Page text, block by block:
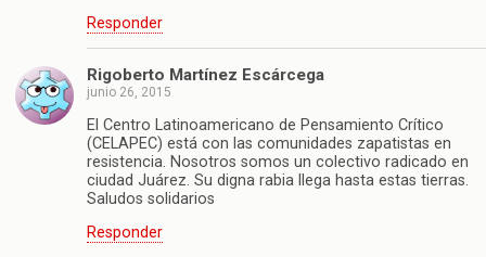
Responder
Rigoberto Martínez Escárcega
junio 26, 2015
El Centro Latinoamericano de Pensamiento Crítico
(CELAPEC) está con las comunidades zapatistas en
resistencia. Nosotros somos un colectivo radicado en
ciudad Juárez. Su digna rabia llega hasta estas tierras.
Saludos solidarios
Responder